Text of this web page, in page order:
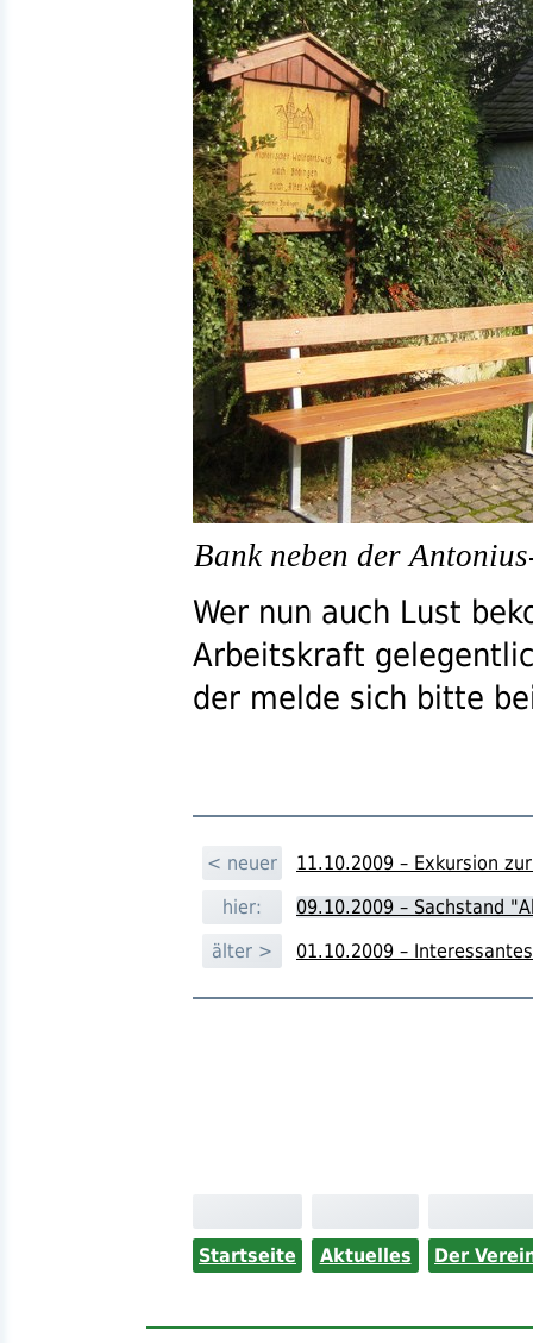
Bank neben der
Wer nun auch Lust
Arbeitskraft
der melde sich bitte
< neuer
11.10.2009 – Exkursion
hier:
09.10.2009 – Sachstand
älter >
01.10.2009 –
Startseite Aktuelles Der